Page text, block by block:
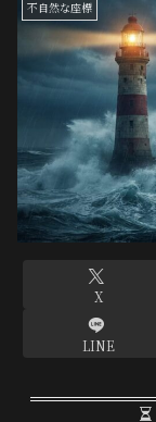
不自然な座標
X
LINE